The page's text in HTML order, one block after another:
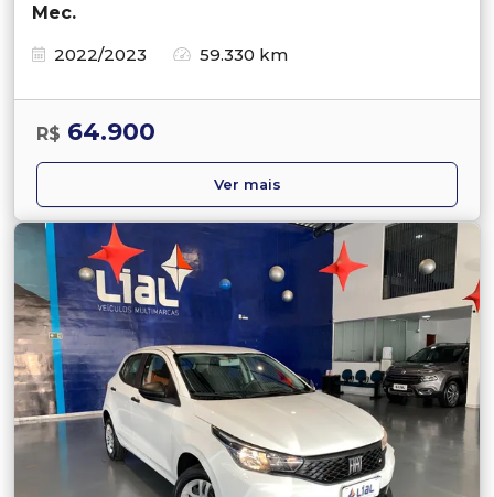
Mec.
2022/2023
59.330 km
R$ 64.900
Ver mais